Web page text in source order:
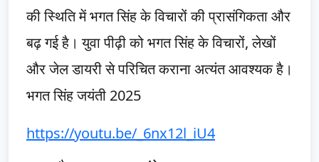
की स्थिति में भगत सिंह के विचारों की प्रासंगिकता और
बढ़ गई है। युवा पीढ़ी को भगत सिंह के विचारों, लेखों
और जेल डायरी से परिचित कराना अत्यंत आवश्यक है।
भगत सिंह जयंती 2025
https://youtu.be/_6nx12l_iU4